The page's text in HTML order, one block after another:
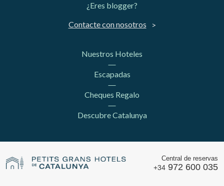
¿Eres blogger?
Contacte con nosotros
Nuestros Hoteles
Escapadas
Cheques Regalo
Descubre Catalunya
Central de reservas
+34 972 600 035